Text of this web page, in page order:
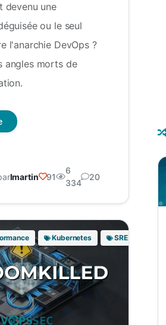
devenu une
ou le seul
l'anarchie DevOps ?
angles morts de
lmartin 91
6
334
20
Kubernetes SRE